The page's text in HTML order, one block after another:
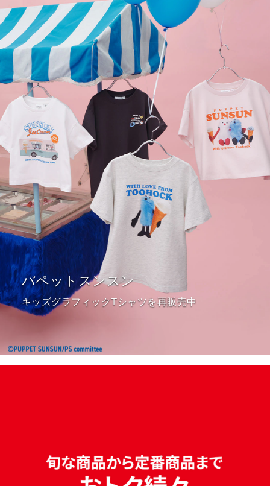
パペットスンスン ​
キッズグラフィックTシャツを再販売中​